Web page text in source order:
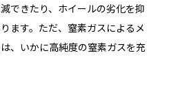
できたり、ホイールの劣化を抑
ます。ただ、窒素ガスによるメ
、いかに高純度の窒素ガスを充